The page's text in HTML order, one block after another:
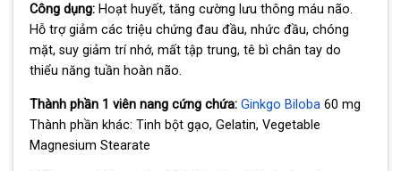
Công dụng: Hoạt huyết, tăng cường lưu thông máu não.
Hỗ trợ giảm các triệu chứng đau đầu, nhức đầu, chóng
mặt, suy giảm trí nhớ, mất tập trung, tê bì chân tay do
thiểu năng tuần hoàn não.
Thành phần 1 viên nang cứng chứa: Ginkgo Biloba 60 mg
Thành phần khác: Tinh bột gạo, Gelatin, Vegetable
Magnesium Stearate